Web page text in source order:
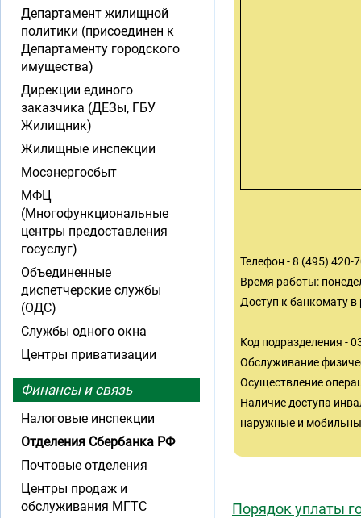
Телефон - 8 (495) 420-
Время работы:
Доступ к банкомату
Код подразделения -
Обслуживание
Осуществление
Наличие доступа
наружные и
Порядок уплаты
Департамент жилищной
политики (присоединен к
Департаменту городского
имущества)
Дирекции единого
заказчика (ДЕЗы, ГБУ
Жилищник)
Жилищные инспекции
Мосэнергосбыт
МФЦ
(Многофункциональные
центры предоставления
госуслуг)
Объединенные
диспетчерские службы
(ОДС)
Службы одного окна
Центры приватизации
Финансы и связь
Налоговые инспекции
Отделения Сбербанка РФ
Почтовые отделения
Центры продаж и
обслуживания МГТС